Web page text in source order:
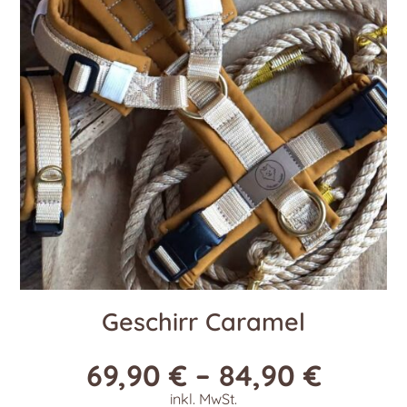
Optionen
können
auf
der
Produktseite
gewählt
werden
Geschirr Caramel
69,90€ – 84,90€
inkl. MwSt.